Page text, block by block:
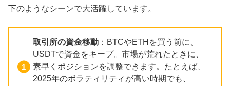
下のようなシーンで大活躍しています。
取引所の資金移動：BTCやETHを買う前に、
USDTで資金をキープ。市場が荒れたときに、
素早くポジションを調整できます。たとえば、
2025年のボラティリティが高い時期でも、